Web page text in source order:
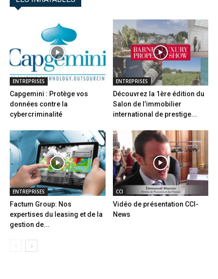
ENTREPRISES
Capgemini : Protège vos
données contre la
cybercriminalité
ENTREPRISES
Découvrez la 1ère édition du
Salon de l’immobilier
international de prestige...
ENTREPRISES
Factum Group: Nos
expertises du leasing et de la
gestion de...
CCI
Vidéo de présentation CCI-
News